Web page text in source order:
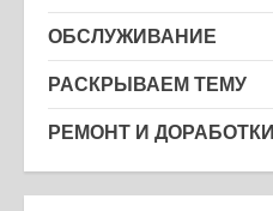
ОБСЛУЖИВАНИЕ
РАСКРЫВАЕМ ТЕМУ
РЕМОНТ И ДОРАБОТКИ